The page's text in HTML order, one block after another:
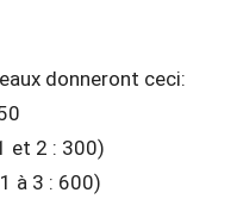
donneront ceci:
et 2 : 300)
à 3 : 600)